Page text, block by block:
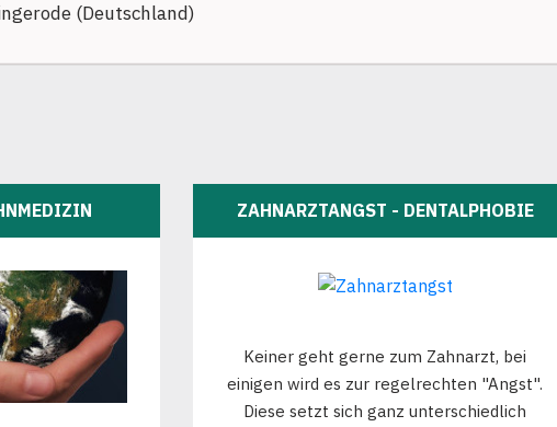
(Deutschland)
ZAHNARZTANGST - DENTALPHOBIE
Keiner geht gerne zum Zahnarzt, bei
einigen wird es zur regelrechten "Angst".
Diese setzt sich ganz unterschiedlich